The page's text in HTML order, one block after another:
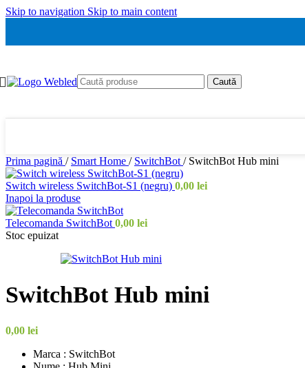
Skip to navigation Skip to main content
Caută
Prima pagină / Smart Home / SwitchBot / SwitchBot Hub mini
Switch wireless SwitchBot-S1 (negru) 0,00 lei
Inapoi la produse
Telecomanda SwitchBot 0,00 lei
Stoc epuizat
SwitchBot Hub mini
0,00 lei
Marca : SwitchBot